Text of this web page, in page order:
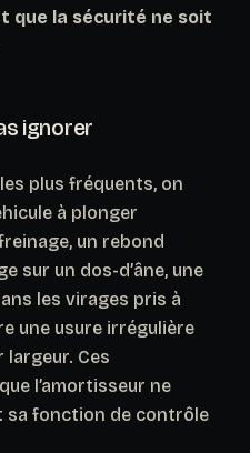
que la sécurité ne soit
ignorer
plus fréquents, on
à plonger
un rebond
sur un dos-d’âne, une
les virages pris à
une usure irrégulière
largeur. Ces
l’amortisseur ne
sa fonction de contrôle